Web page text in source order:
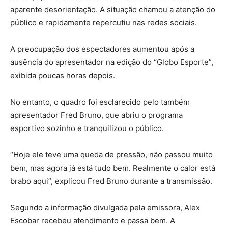
aparente desorientação. A situação chamou a atenção do
público e rapidamente repercutiu nas redes sociais.
A preocupação dos espectadores aumentou após a
ausência do apresentador na edição do “Globo Esporte”,
exibida poucas horas depois.
No entanto, o quadro foi esclarecido pelo também
apresentador Fred Bruno, que abriu o programa
esportivo sozinho e tranquilizou o público.
“Hoje ele teve uma queda de pressão, não passou muito
bem, mas agora já está tudo bem. Realmente o calor está
brabo aqui”, explicou Fred Bruno durante a transmissão.
Segundo a informação divulgada pela emissora, Alex
Escobar recebeu atendimento e passa bem. A